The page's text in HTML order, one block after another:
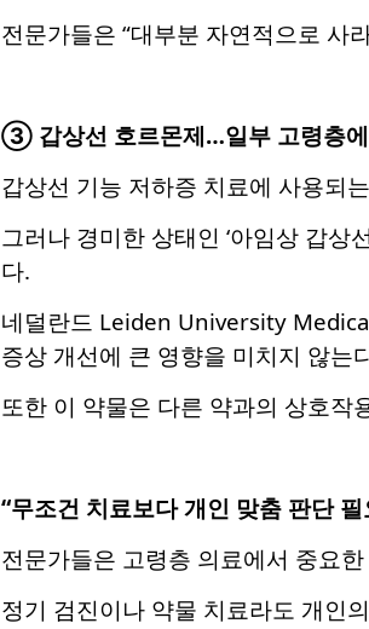
전문가들은 “대부분 자연적으로 사
③ 갑상선 호르몬제…일부 고령층
갑상선 기능 저하증 치료에 사용되
그러나 경미한 상태인 ‘아임상 갑상
다.
네덜란드 Leiden University
증상 개선에 큰 영향을 미치지 않는
또한 이 약물은 다른 약과의 상호작
“무조건 치료보다 개인 맞춤 판단 필
전문가들은 고령층 의료에서 중요한
정기 검진이나 약물 치료라도 개인